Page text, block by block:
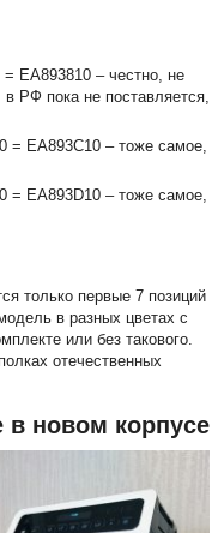
EA893810 – честно, не
РФ пока не поставляется,
= EA893C10 – тоже самое,
= EA893D10 – тоже самое,
только первые 7 позиций
в разных цветах с
или без такового.
отечественных
новом корпусе